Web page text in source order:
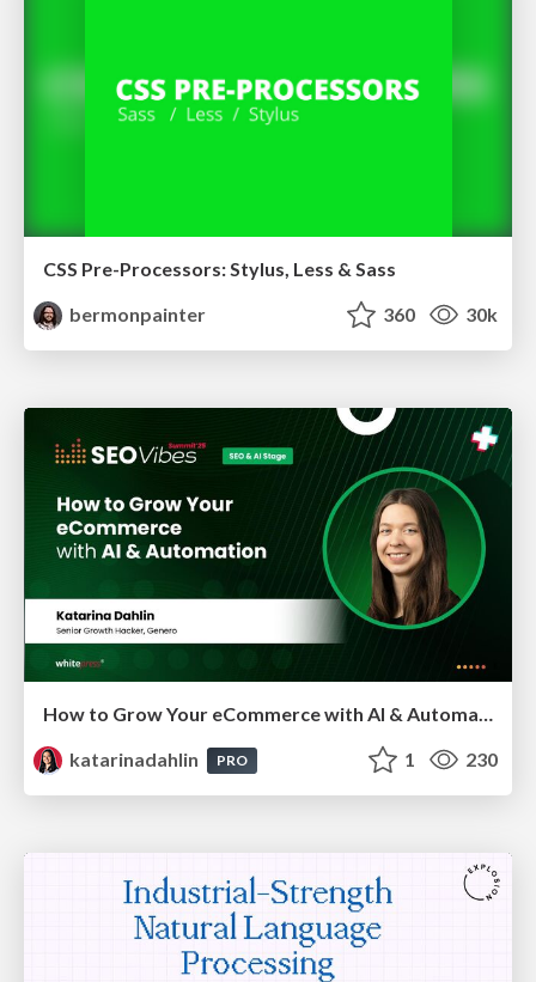
CSS Pre-Processors: Stylus, Less & Sass
bermonpainter
360 30k
How to Grow Your eCommerce with AI & Automation
katarinadahlin
PRO 1 230